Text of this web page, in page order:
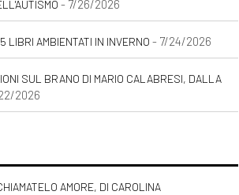
- 7/26/2026
LIBRI AMBIENTATI IN INVERNO - 7/24/2026
SUL BRANO DI MARIO CALABRESI, DALLA
2026
AMORE, DI CAROLINA